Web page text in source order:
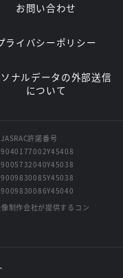
お問い合わせ
ライバシーポリシー
ナルデータの外部送信
について
JASRAC許諾番号
9040177002Y45408
9005732040Y45038
9009830085Y45038
9009830086Y45040
制作会社が提供するコン